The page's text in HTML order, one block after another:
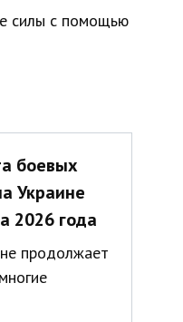
силы с помощью
боевых
Украине
2026 года
продолжает